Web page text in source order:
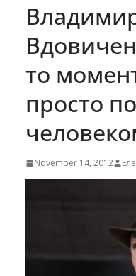
то
просто
November 14, 2012